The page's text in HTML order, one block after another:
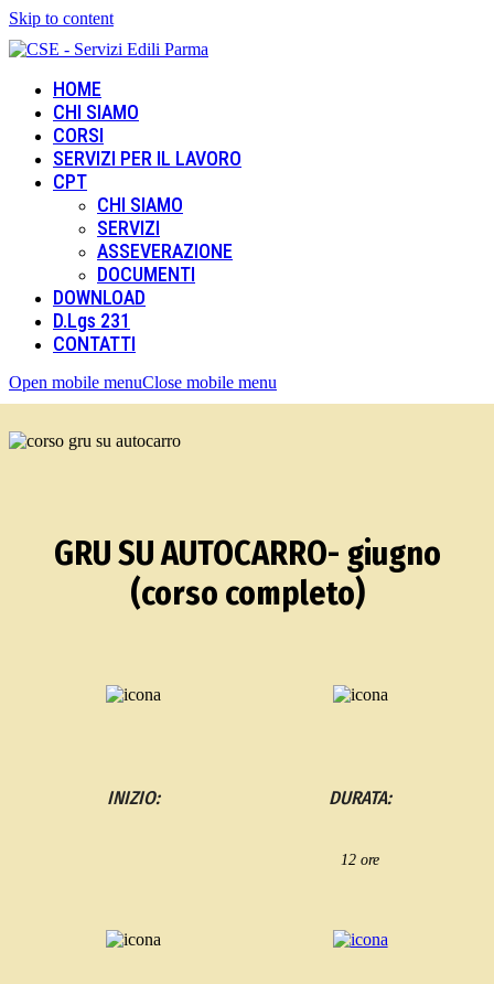
Skip to content
HOME
CHI SIAMO
CORSI
SERVIZI PER IL LAVORO
CPT
CHI SIAMO
SERVIZI
ASSEVERAZIONE
DOCUMENTI
DOWNLOAD
D.Lgs 231
CONTATTI
Open mobile menuClose mobile menu
GRU SU AUTOCARRO- giugno
(corso completo)
INIZIO: DURATA:
12 ore